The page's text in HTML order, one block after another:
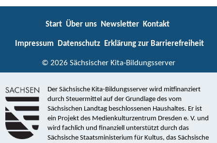
Start Über uns Newsletter Kontakt
Impressum Datenschutz Erklärung zur Barrierefreiheit
© 2026 Sächsischer Kita-Bildungsserver
Der Sächsische Kita-Bildungsserver wird mitfinanziert
durch Steuermittel auf der Grundlage des vom
Sächsischen Landtag beschlossenen Haushaltes. Er ist
ein Projekt des Medienkulturzentrum Dresden e. V. und
wird fachlich und finanziell unterstützt durch das
Sächsische Staatsministerium für Kultus, das Sächsische